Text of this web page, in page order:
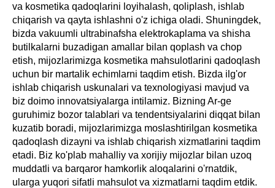
va kosmetika qadoqlarini loyihalash, qoliplash, ishlab
chiqarish va qayta ishlashni o'z ichiga oladi. Shuningdek,
bizda vakuumli ultrabinafsha elektrokaplama va shisha
butilkalarni buzadigan amallar bilan qoplash va chop
etish, mijozlarimizga kosmetika mahsulotlarini qadoqlash
uchun bir martalik echimlarni taqdim etish. Bizda ilg'or
ishlab chiqarish uskunalari va texnologiyasi mavjud va
biz doimo innovatsiyalarga intilamiz. Bizning Ar-ge
guruhimiz bozor talablari va tendentsiyalarini diqqat bilan
kuzatib boradi, mijozlarimizga moslashtirilgan kosmetika
qadoqlash dizayni va ishlab chiqarish xizmatlarini taqdim
etadi. Biz ko'plab mahalliy va xorijiy mijozlar bilan uzoq
muddatli va barqaror hamkorlik aloqalarini o'rnatdik,
ularga yuqori sifatli mahsulot va xizmatlarni taqdim etdik.